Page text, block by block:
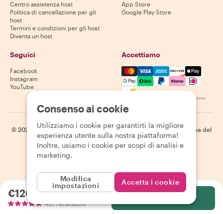
€126.84a persona
401 recensioni
Centro assistenza host
Politica di cancellazione per gli
host
Termini e condizioni per gli host
Diventa un host
App Store
Google Play Store
Seguici
Facebook
Instagram
YouTube
Accettiamo
Mastercard, Visa, Amex,
La disponibilità varia in base alla destinazione
© 2026 Withlocals.com Informativa sulla privacy Cookie | Mappa del
sito
Consenso ai cookie
Utilizziamo i cookie per garantirti la migliore
esperienza utente sulla nostra piattaforma!
Inoltre, usiamo i cookie per scopi di analisi e
marketing.
Modifica
impostazioni
Accetta i cookie